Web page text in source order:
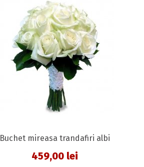
Buchet mireasa trandafiri albi
459,00 lei